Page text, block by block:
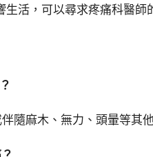
生活，可以尋求疼痛科醫師
隨麻木、無力、頭暈等其